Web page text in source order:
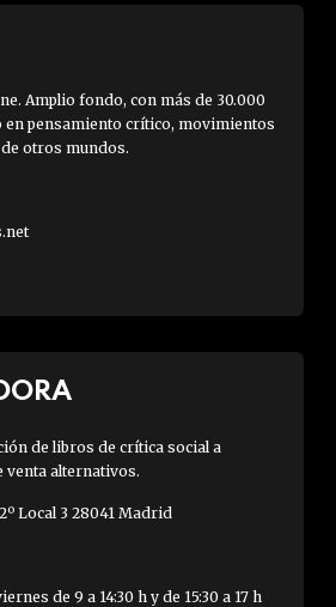
Amplio fondo, con más de 30.000
en pensamiento crítico, movimientos
otros mundos.
de libros de crítica social a
venta alternativos.
Local 3 28041 Madrid
de 9 a 14:30 h y de 15:30 a 17 h